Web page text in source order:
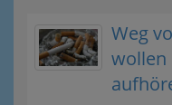
Weg
wollen